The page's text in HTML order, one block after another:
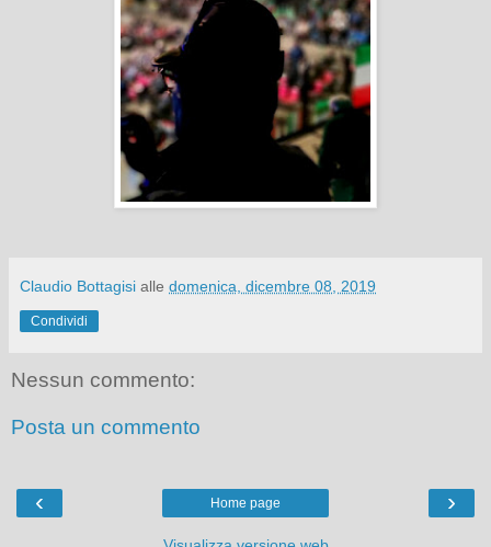
Claudio Bottagisi alle domenica, dicembre 08, 2019
Condividi
Nessun commento:
Posta un commento
‹ ›
Home page